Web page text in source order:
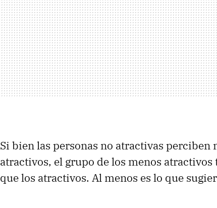
Si bien las personas no atractivas perciben
atractivos, el grupo de los menos
que los atractivos. Al menos es lo que